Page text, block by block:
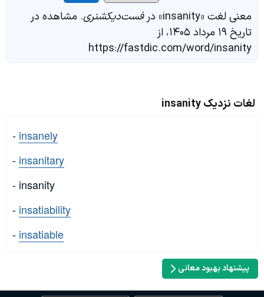
معنی لغت «insanity» در فست‌دیکشنری. مشاهده در
تاریخ ۱۹ مرداد ۱۴۰۵، از
https://fastdic.com/word/insanity
لغات نزدیک insanity
- insanely
- insanitary
- insanity
- insatiability
- insatiable
پیشنهاد بهبود معانی